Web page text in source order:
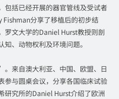
包括已经开展的器官管线及受试者
Fishman分享了移植后的初步结
罗文大学的Daniel Hurst教授则剖
、动物权利及环境问题。
来自澳大利亚、中国、欧盟、日
参与圆桌会议，分享各国临床试验
究所的Daniel Hurst介绍了欧洲